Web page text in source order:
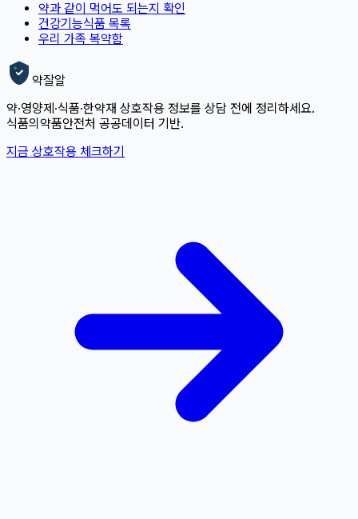
약과 같이 먹어도 되는지 확인
건강기능식품 목록
우리 가족 복약함
약잘알
약·영양제·식품·한약재 상호작용 정보를 상담 전에 정리하세요.
식품의약품안전처 공공데이터 기반.
지금 상호작용 체크하기